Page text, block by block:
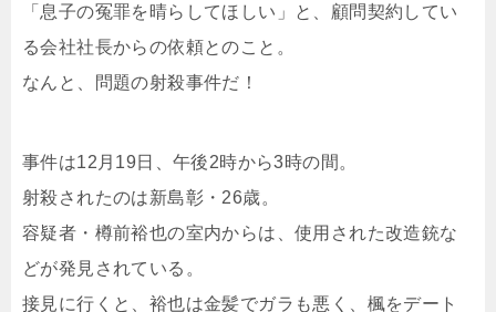
「息子の冤罪を晴らしてほしい」と、顧問契約してい
る会社社長からの依頼とのこと。
なんと、問題の射殺事件だ！
事件は12月19日、午後2時から3時の間。
射殺されたのは新島彰・26歳。
容疑者・樽前裕也の室内からは、使用された改造銃な
どが発見されている。
接見に行くと、裕也は金髪でガラも悪く、楓をデート